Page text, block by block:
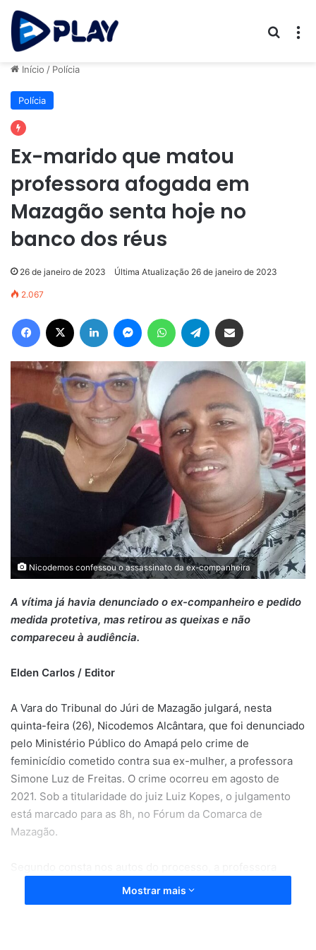
Início / Polícia
Polícia
Ex-marido que matou
professora afogada em
Mazagão senta hoje no
banco dos réus
26 de janeiro de 2023 Última Atualização 26 de janeiro de 2023
2.067
Facebook Linkedin MessengerWhatsAppTelegram
Nicodemos confessou o assassinato da ex-companheira
A vítima já havia denunciado o ex-companheiro e pedido
medida protetiva, mas retirou as queixas e não
compareceu à audiência.
Elden Carlos / Editor
A Vara do Tribunal do Júri de Mazagão julgará, nesta
quinta-feira (26), Nicodemos Alcântara, que foi denunciado
pelo Ministério Público do Amapá pelo crime de
feminicídio cometido contra sua ex-mulher, a professora
Simone Luz de Freitas. O crime ocorreu em agosto de
2021. Sob a titularidade do juiz Luiz Kopes, o julgamento
está marcado para as 8h, no Fórum da Comarca de
Mazagão.
Simone foi morta em um rio da comunidade São Pedro do
Lago do Ajuruxi, na Zona Rural de Mazagão. Testemunhas
Mostrar mais